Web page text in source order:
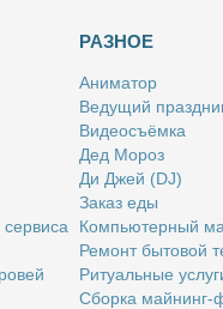
сер­ви­са
РАЗНОЕ
Ани­ма­тор
Ве­ду­щий
Ви­део­съём­ка
Дед Мо­роз
Ди Джей (DJ)
За­каз еды
Ком­пью­тер­ный
Ре­монт бы­то­вой
Ри­ту­аль­ные
Сбор­ка май­нинг-